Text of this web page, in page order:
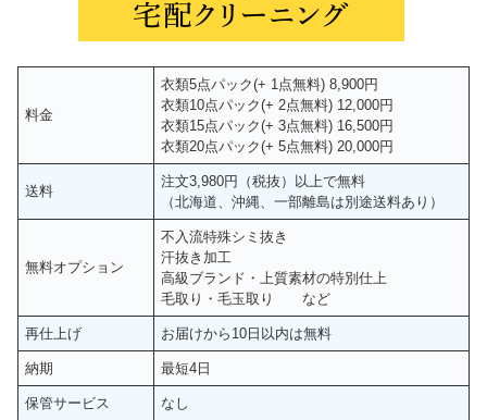
料金
衣類5点パック(+ 1点無料) 8,900円
衣類10点パック(+ 2点無料) 12,000円
衣類15点パック(+ 3点無料) 16,500円
衣類20点パック(+ 5点無料) 20,000円
送料
注文3,980円（税抜）以上で無料
（北海道、沖縄、一部離島は別途送料あり）
無料オプション
不入流特殊シミ抜き
汗抜き加工
高級ブランド・上質素材の特別仕上
毛取り・毛玉取り など
再仕上げ お届けから10日以内は無料
納期 最短4日
保管サービス なし